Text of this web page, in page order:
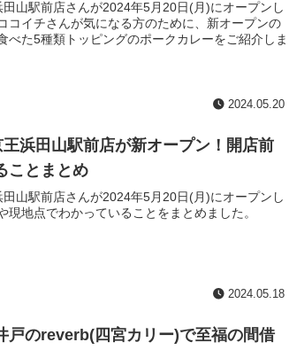
山駅前店さんが2024年5月20日(月)にオープンし
コイチさんが気になる方のために、新オープンの
べた5種類トッピングのポークカレーをご紹介しま
2024.05.20
浜田山駅前店が新オープン！開店前
ことまとめ
山駅前店さんが2024年5月20日(月)にオープンし
現地点でわかっていることをまとめました。
2024.05.18
戸のreverb(四宮カリー)で至福の間借